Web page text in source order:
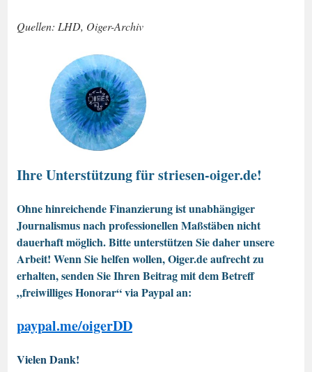
Quellen: LHD, Oiger-Archiv
Ihre Unterstützung für striesen-oiger.de!
Ohne hinreichende Finanzierung ist unabhängiger
Journalismus nach professionellen Maßstäben nicht
dauerhaft möglich. Bitte unterstützen Sie daher unsere
Arbeit! Wenn Sie helfen wollen, Oiger.de aufrecht zu
erhalten, senden Sie Ihren Beitrag mit dem Betreff
„freiwilliges Honorar“ via Paypal an:
paypal.me/oigerDD
Vielen Dank!